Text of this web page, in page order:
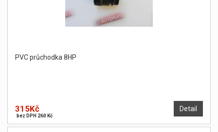
PVC průchodka 8HP
Detail
315Kč
bez DPH 260 Kč